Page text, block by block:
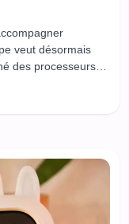
veut désormais
des processeurs
À la GTC